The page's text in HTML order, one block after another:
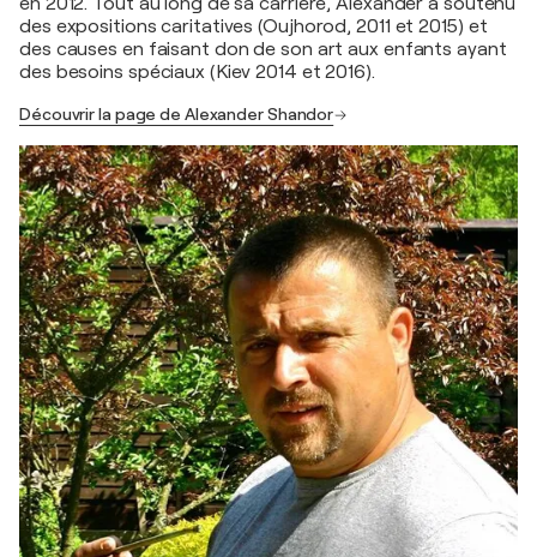
des expositions caritatives (Oujhorod, 2011 et 2015) et
des causes en faisant don de son art aux enfants ayant
des besoins spéciaux (Kiev 2014 et 2016).
Découvrir la page de Alexander Shandor